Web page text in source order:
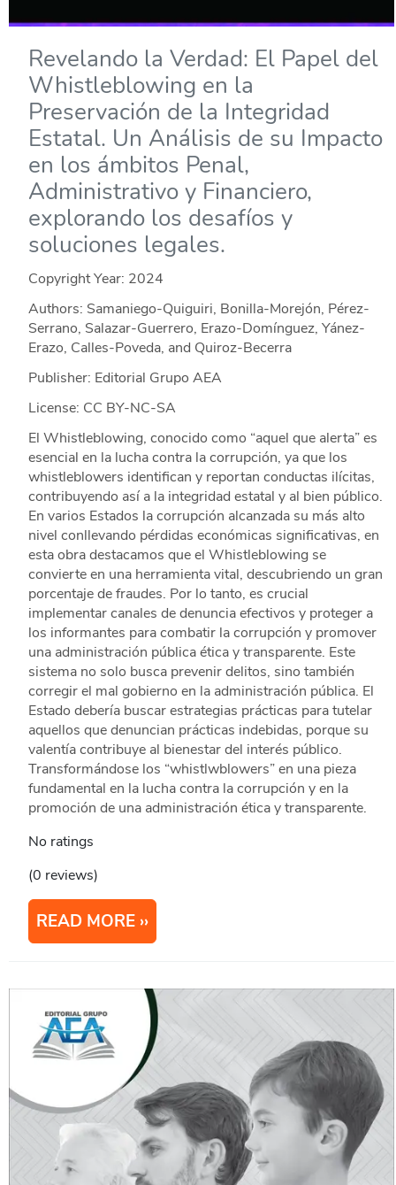
Revelando la Verdad: El Papel del
Whistleblowing en la
Preservación de la Integridad
Estatal. Un Análisis de su Impacto
en los ámbitos Penal,
Administrativo y Financiero,
explorando los desafíos y
soluciones legales.
Copyright Year: 2024
Authors: Samaniego-Quiguiri, Bonilla-Morejón, Pérez-
Serrano, Salazar-Guerrero, Erazo-Domínguez, Yánez-
Erazo, Calles-Poveda, and Quiroz-Becerra
Publisher: Editorial Grupo AEA
License: CC BY-NC-SA
El Whistleblowing, conocido como “aquel que alerta” es
esencial en la lucha contra la corrupción, ya que los
whistleblowers identifican y reportan conductas ilícitas,
contribuyendo así a la integridad estatal y al bien público.
En varios Estados la corrupción alcanzada su más alto
nivel conllevando pérdidas económicas significativas, en
esta obra destacamos que el Whistleblowing se
convierte en una herramienta vital, descubriendo un gran
porcentaje de fraudes. Por lo tanto, es crucial
implementar canales de denuncia efectivos y proteger a
los informantes para combatir la corrupción y promover
una administración pública ética y transparente. Este
sistema no solo busca prevenir delitos, sino también
corregir el mal gobierno en la administración pública. El
Estado debería buscar estrategias prácticas para tutelar
aquellos que denuncian prácticas indebidas, porque su
valentía contribuye al bienestar del interés público.
Transformándose los “whistlwblowers” en una pieza
fundamental en la lucha contra la corrupción y en la
promoción de una administración ética y transparente.
No ratings
(0 reviews)
READ MORE